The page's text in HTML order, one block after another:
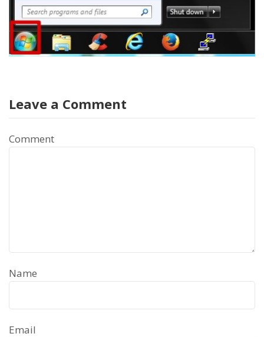
Leave a Comment
Comment
Name
Email